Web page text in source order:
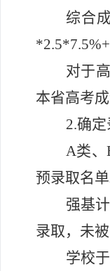
综合
*2.5*7.5%+
对于
本省高考
2.确
A类、
预录取名
强基
录取，未
学校于